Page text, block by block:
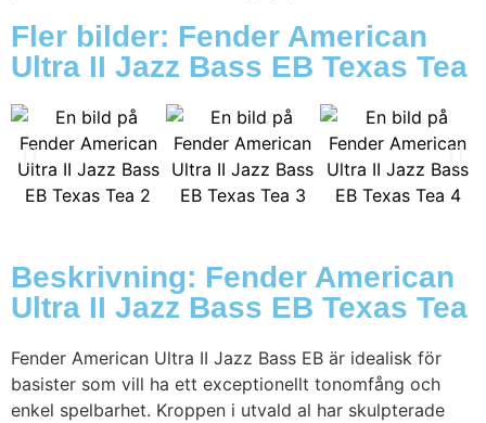
Fler bilder: Fender American
Ultra II Jazz Bass EB Texas Tea
Beskrivning: Fender American
Ultra II Jazz Bass EB Texas Tea
Fender American Ultra II Jazz Bass EB är idealisk för
basister som vill ha ett exceptionellt tonomfång och
enkel spelbarhet. Kroppen i utvald al har skulpterade